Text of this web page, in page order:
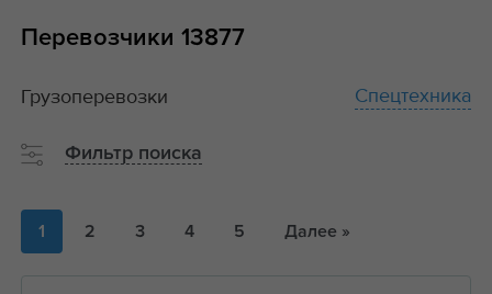
Перевозчики 13877
1 2 3 4 5 Далее »
Грузоперевозки Спецтехника
Фильтр поиска